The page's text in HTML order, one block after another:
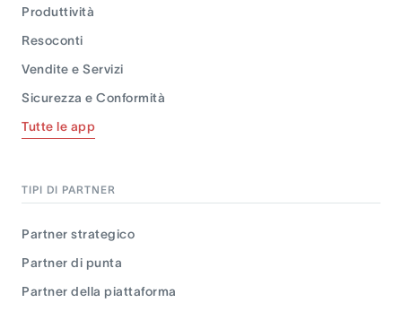
Produttività
Resoconti
Vendite e Servizi
Sicurezza e Conformità
Tutte le app
TIPI DI PARTNER
Partner strategico
Partner di punta
Partner della piattaforma